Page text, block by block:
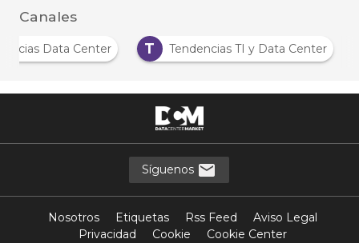
Canales
N
Noticias Data Center T
Tendencias TI y Data
Síguenos
Nosotros Etiquetas Rss Feed
Aviso Legal
Privacidad
Cookie Cookie Center